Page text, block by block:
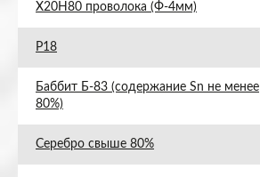
Х20Н80 проволока (Ф-4мм)
Р18
Баббит Б-83 (содержание Sn не менее
80%)
Серебро свыше 80%